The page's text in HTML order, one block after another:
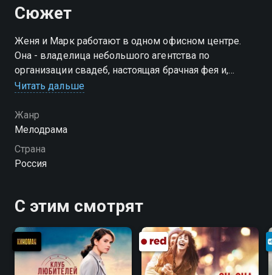
Сюжет
Женя и Марк работают в одном офисном центре.
Она - владелица небольшого агентства по
организации свадеб, настоящая брачная фея и,
кстати, скоро сама собирается замуж. Он -
разводах и разделе имущества
Посмотреть онлайн 1 сезон сериала Свадьбы и
разводы вы можете совершенно бесплатно в
Читать дальше
Жанр
Мелодрама
Страна
Россия
С этим смотрят